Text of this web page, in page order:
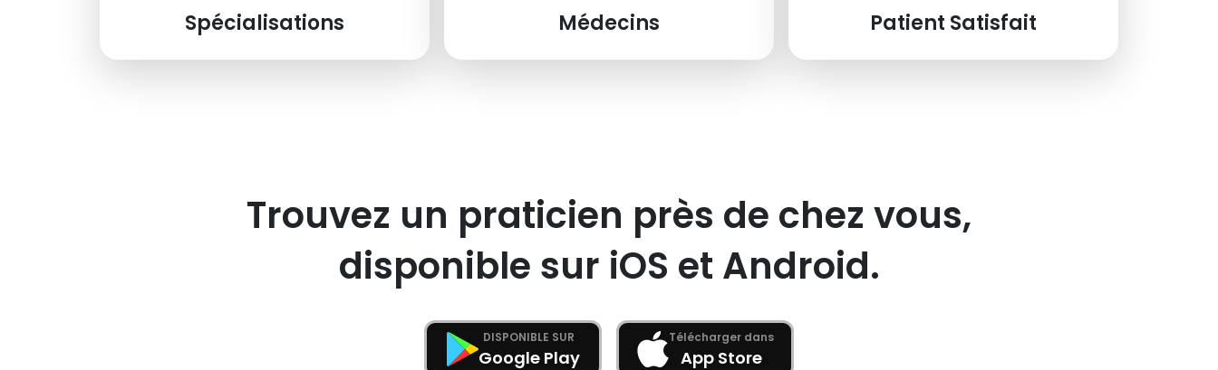
Spécialisations Médecins Patient Satisfait
Trouvez un praticien près de chez vous,
disponible sur iOS et Android.
DISPONIBLE SUR
Google Play
Télécharger dans
App Store